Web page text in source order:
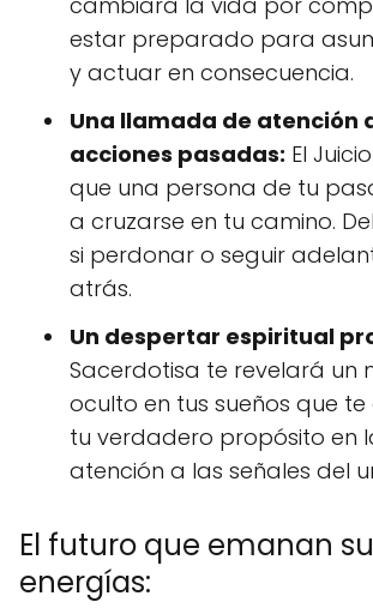
estar preparado para
y actuar en consecuencia.
Una llamada de atención
acciones pasadas: El
que una persona de tu
a cruzarse en tu camino.
si perdonar o seguir
atrás.
Un despertar espiritual
Sacerdotisa te revelará un
oculto en tus sueños que
tu verdadero propósito en
atención a las señales del
El futuro que emanan
energías: